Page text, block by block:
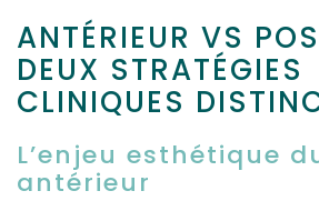
ANTÉRIEUR VS
DEUX STRATÉGIES
CLINIQUES
L’enjeu esthétique
antérieur